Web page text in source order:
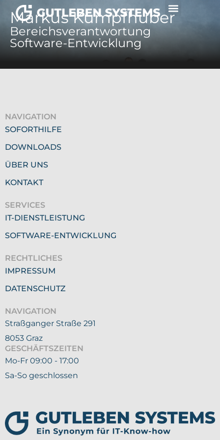
Markus Kumpfhuber
Bereichsverantwortung
Software-Entwicklung
NAVIGATION
SOFORTHILFE
DOWNLOADS
ÜBER UNS
KONTAKT
SERVICES
IT-DIENSTLEISTUNG
SOFTWARE-ENTWICKLUNG
RECHTLICHES
IMPRESSUM
DATENSCHUTZ
NAVIGATION
Straßganger Straße 291
8053 Graz
GESCHÄFTSZEITEN
Mo-Fr 09:00 - 17:00
Sa-So geschlossen